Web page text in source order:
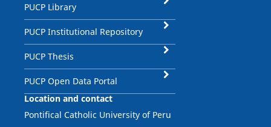
PUCP Library
PUCP Institutional Repository
PUCP Thesis
PUCP Open Data Portal
Location and contact
Pontifical Catholic University of Peru